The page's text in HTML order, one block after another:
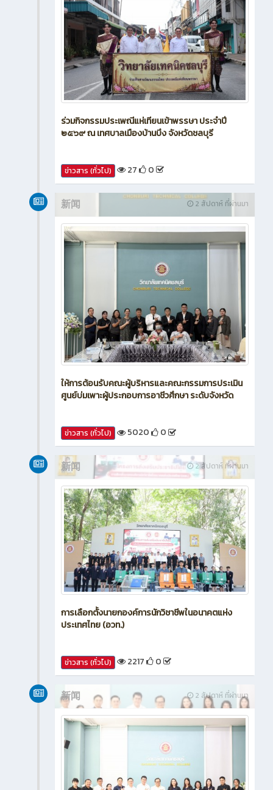
ร่วมกิจกรรมประเพณีแห่เทียนเข้าพรรษา ประจำปี
๒๕๖๙ ณ เทศบาลเมืองบ้านบึง จังหวัดชลบุรี
ข่าวสาร (ทั่วไป) 27 0
2 สัปดาห์ ที่ผ่านมา
新闻
ให้การต้อนรับคณะผู้บริหารและคณะกรรมการประเมิน
ศูนย์บ่มเพาะผู้ประกอบการอาชีวศึกษา ระดับจังหวัด
ข่าวสาร (ทั่วไป) 5020 0
2 สัปดาห์ ที่ผ่านมา
新闻
การเลือกตั้งนายกองค์การนักวิชาชีพในอนาคตแห่ง
ประเทศไทย (อวท.)
ข่าวสาร (ทั่วไป) 2217 0
2 สัปดาห์ ที่ผ่านมา
新闻